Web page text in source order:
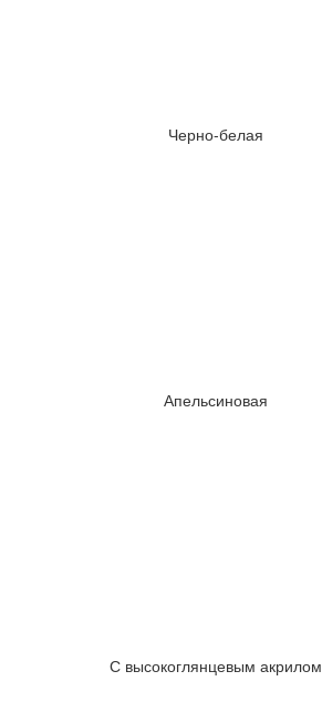
Черно-белая
Апельсиновая
С высокоглянцевым акрилом